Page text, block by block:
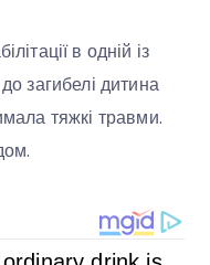
в одній із
загибелі дитина
тяжкі травми.